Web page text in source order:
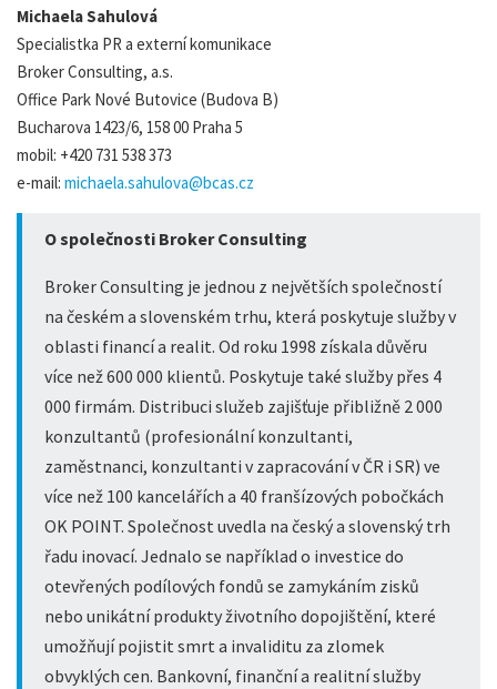
Michaela Sahulová
Specialistka PR a externí komunikace
Broker Consulting, a.s.
Office Park Nové Butovice (Budova B)
Bucharova 1423/6, 158 00 Praha 5
mobil: +420 731 538 373
e-mail: michaela.sahulova@bcas.cz
O společnosti Broker Consulting
Broker Consulting je jednou z největších společností
na českém a slovenském trhu, která poskytuje služby v
oblasti financí a realit. Od roku 1998 získala důvěru
více než 600 000 klientů. Poskytuje také služby přes 4
000 firmám. Distribuci služeb zajišťuje přibližně 2 000
konzultantů (profesionální konzultanti,
zaměstnanci, konzultanti v zapracování v ČR i SR) ve
více než 100 kancelářích a 40 franšízových pobočkách
OK POINT. Společnost uvedla na český a slovenský trh
řadu inovací. Jednalo se například o investice do
otevřených podílových fondů se zamykáním zisků
nebo unikátní produkty životního dopojištění, které
umožňují pojistit smrt a invaliditu za zlomek
obvyklých cen. Bankovní, finanční a realitní služby